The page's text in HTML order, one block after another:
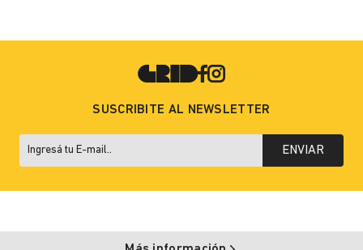
SUSCRIBITE AL NEWSLETTER
ENVIAR